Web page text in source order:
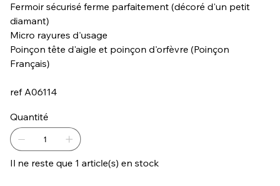
Fermoir sécurisé ferme parfaitement (décoré d'un petit
diamant)
Micro rayures d'usage
Poinçon tête d'aigle et poinçon d'orfèvre (Poinçon
Français)
ref A06114
Quantité
Il ne reste que 1 article(s) en stock